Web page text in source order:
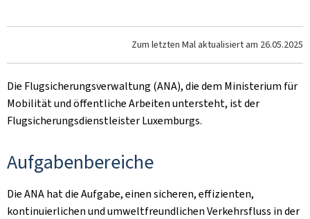
Zum letzten Mal aktualisiert am 26.05.2025
Die Flugsicherungsverwaltung (ANA), die dem Ministerium für
Mobilität und öffentliche Arbeiten untersteht, ist der
Flugsicherungsdienstleister Luxemburgs.
Aufgabenbereiche
Die ANA hat die Aufgabe, einen sicheren, effizienten,
kontinuierlichen und umweltfreundlichen Verkehrsfluss in der